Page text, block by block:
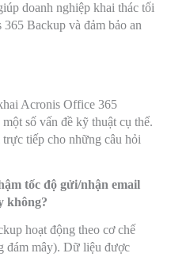
doanh nghiệp khai thác tối
Backup và đảm bảo an
Acronis Office 365
số vấn đề kỹ thuật cụ thể.
tiếp cho những câu hỏi
tốc độ gửi/nhận email
không?
hoạt động theo cơ chế
đám mây). Dữ liệu được